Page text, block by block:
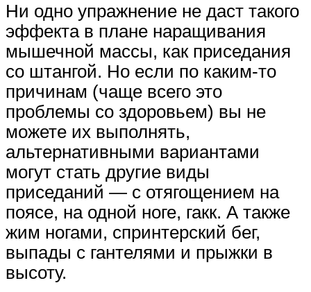
Ни одно упражнение не даст такого
эффекта в плане наращивания
мышечной массы, как приседания
со штангой. Но если по каким-то
причинам (чаще всего это
проблемы со здоровьем) вы не
можете их выполнять,
альтернативными вариантами
могут стать другие виды
приседаний — с отягощением на
поясе, на одной ноге, гакк. А также
жим ногами, спринтерский бег,
выпады с гантелями и прыжки в
высоту.